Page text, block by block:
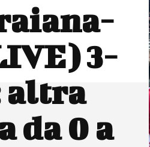
3-
altra
da 0 a